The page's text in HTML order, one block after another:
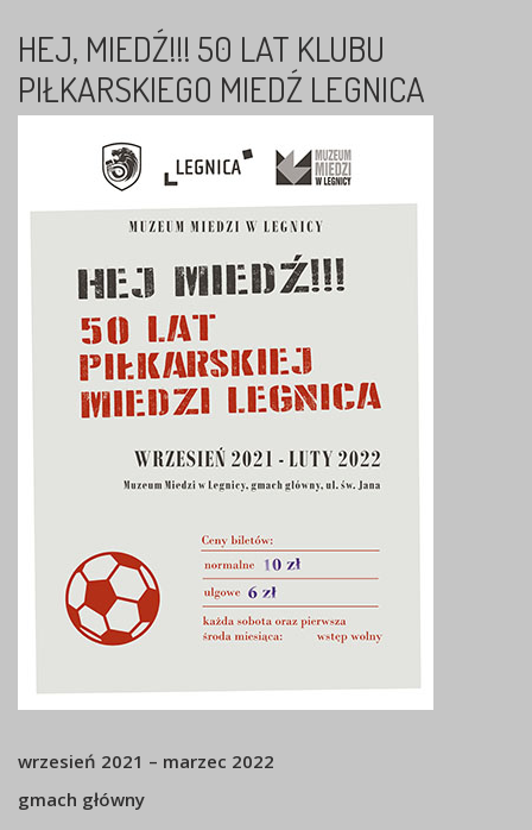
HEJ, MIEDŹ!!! 50 LAT KLUBU
PIŁKARSKIEGO MIEDŹ LEGNICA
wrzesień 2021 – marzec 2022
gmach główny